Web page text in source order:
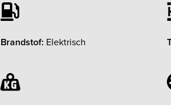
Brandstof: Elektrisch